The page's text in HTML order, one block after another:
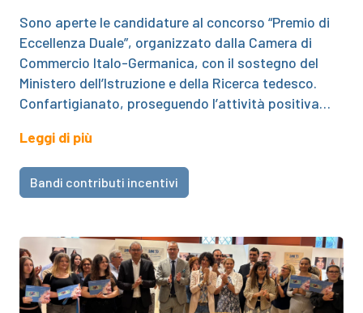
Sono aperte le candidature al concorso “Premio di
Eccellenza Duale”, organizzato dalla Camera di
Commercio Italo-Germanica, con il sostegno del
Ministero dell’Istruzione e della Ricerca tedesco.
Confartigianato, proseguendo l’attività positiva…
Leggi di più
Bandi contributi incentivi